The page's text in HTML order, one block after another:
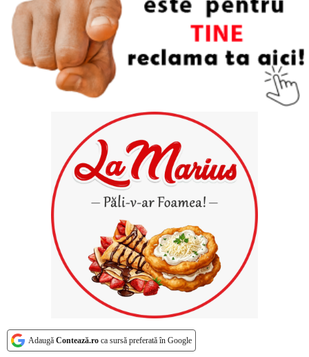
Adaugă Contează.ro ca sursă preferată în Google